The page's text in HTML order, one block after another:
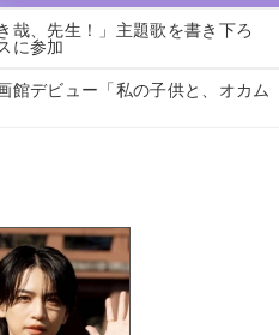
哉、先生！」主題歌を書き下ろ
に参加
館デビュー「私の子供と、オカム